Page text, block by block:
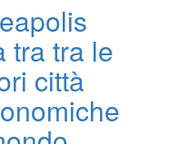
tra tra le
città